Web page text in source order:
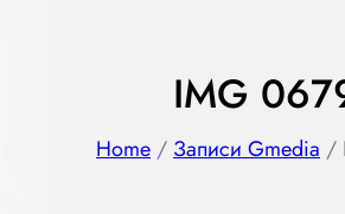
IMG
Home / Записи Gmedia /